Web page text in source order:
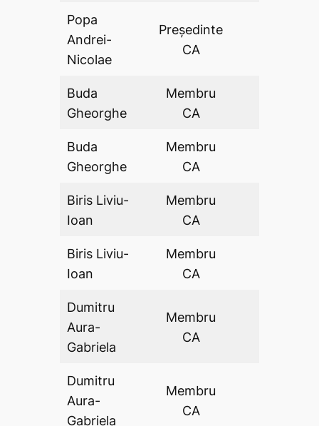
Popa
Andrei-
Nicolae
Preşedinte
CA
Buda
Gheorghe
Membru
CA
Buda
Gheorghe
Membru
CA
Biris Liviu-
Ioan
Membru
CA
Biris Liviu-
Ioan
Membru
CA
Dumitru
Aura-
Gabriela
Membru
CA
Dumitru
Aura-
Gabriela
Membru
CA